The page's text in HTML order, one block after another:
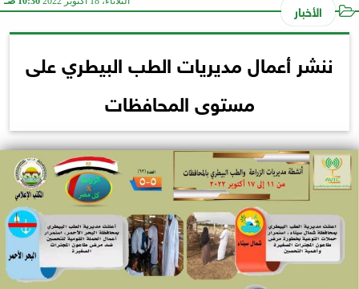
الأخبار
ننشر أعمال مديريات الطب البيطري على
مستوى المحافظات